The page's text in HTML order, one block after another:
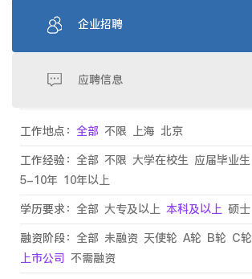
企业招聘
应聘信息
工作地点： 全部 不限 上海 北京
工作经验： 全部 不限 大学在校生 应届毕业生
5-10年 10年以上
学历要求： 全部 大专及以上 本科及以上 硕士
融资阶段： 全部 未融资 天使轮 A轮 B轮 C轮
上市公司 不需融资